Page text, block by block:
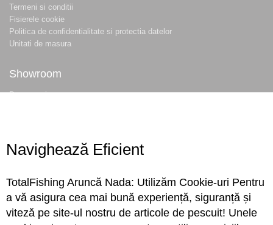
Termeni si conditii
Fisierele cookie
Politica de confidentialitate si protectia datelor
Unitati de masura
Showroom
Despre noi
Conecteaza-te
Sa ne cunoastem mai bine. Vino alaturi de noi pe reteaua ta preferata. Te
Navighează Eficient
TotalFishing Aruncă Nada: Utilizăm Cookie-uri Pentru
a vă asigura cea mai bună experiență, siguranță și
viteză pe site-ul nostru de articole de pescuit! Unele